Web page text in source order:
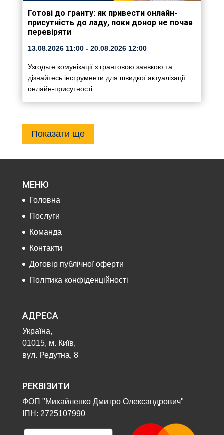
Готові до гранту: як привести онлайн-
присутність до ладу, поки донор не почав
перевіряти
13.08.202611:00- 20.08.202612:00
Узгодьте комунікації з грантовою заявкою та
дізнайтесь інструменти для швидкої актуалізації
онлайн-присутності.
Показати ще
МЕНЮ
Головна
Послуги
Команда
Контакти
Договір публічної оферти
Політика конфіденційності
АДРЕСА
Україна,
01015, м. Київ,
вул. Редутна, 8
РЕКВІЗИТИ
ФОП "Михайленко Дмитро Олександрович"
ІПН: 2725107990